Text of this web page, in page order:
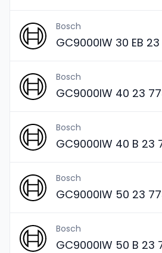
Bosch
GC9000IW 30 EB
Bosch
GC9000IW 40 23
Bosch
GC9000IW 40 B 23
Bosch
GC9000IW 50 23
Bosch
GC9000IW 50 B 23